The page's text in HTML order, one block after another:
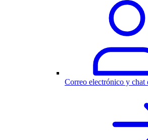
Correo electrónico y chat